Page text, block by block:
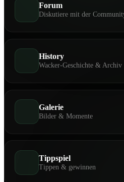
Forum
Diskutiere mit der
History
Wacker-Geschichte & Archiv
Galerie
Bilder & Momente
Tippspiel
Tippen & gewinnen